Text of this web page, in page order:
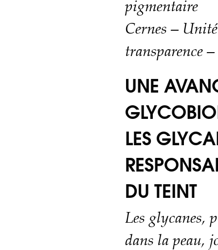
pigmentaire
Cernes –
transparence
UNE
LES
DU TEINT
Les glycanes,
dans la peau,